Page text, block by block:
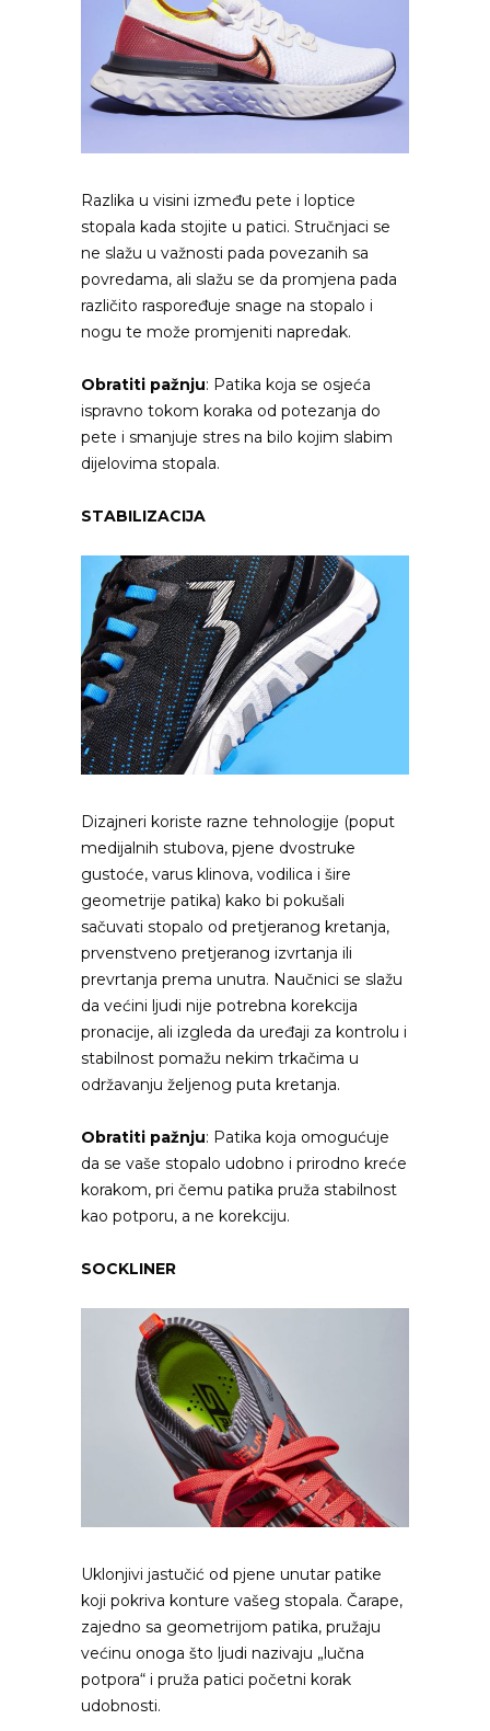
Razlika u visini između pete i loptice
stopala kada stojite u patici. Stručnjaci se
ne slažu u važnosti pada povezanih sa
povredama, ali slažu se da promjena pada
različito raspoređuje snage na stopalo i
nogu te može promjeniti napredak.
Obratiti pažnju: Patika koja se osjeća
ispravno tokom koraka od potezanja do
pete i smanjuje stres na bilo kojim slabim
dijelovima stopala.
STABILIZACIJA
Dizajneri koriste razne tehnologije (poput
medijalnih stubova, pjene dvostruke
gustoće, varus klinova, vodilica i šire
geometrije patika) kako bi pokušali
sačuvati stopalo od pretjeranog kretanja,
prvenstveno pretjeranog izvrtanja ili
prevrtanja prema unutra. Naučnici se slažu
da većini ljudi nije potrebna korekcija
pronacije, ali izgleda da uređaji za kontrolu i
stabilnost pomažu nekim trkačima u
održavanju željenog puta kretanja.
Obratiti pažnju: Patika koja omogućuje
da se vaše stopalo udobno i prirodno kreće
korakom, pri čemu patika pruža stabilnost
kao potporu, a ne korekciju.
SOCKLINER
Uklonjivi jastučić od pjene unutar patike
koji pokriva konture vašeg stopala. Čarape,
zajedno sa geometrijom patika, pružaju
većinu onoga što ljudi nazivaju „lučna
potpora“ i pruža patici početni korak
udobnosti.